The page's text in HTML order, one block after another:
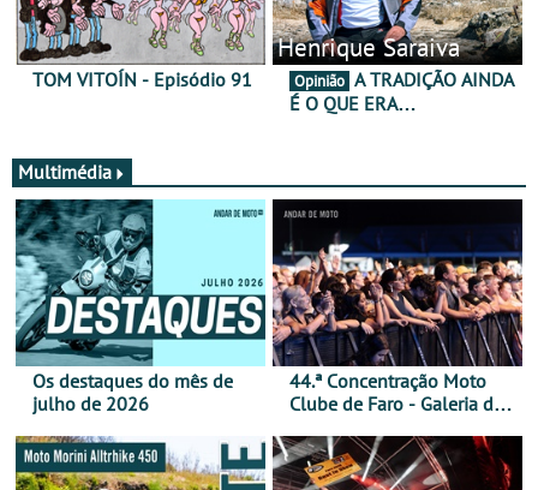
TOM VITOÍN - Episódio 91
Henrique Saraiva
Opinião
É O QUE ERA…
Multimédia
Os destaques do mês de
julho de 2026
44.ª Concentração Moto
Clube de Faro - Galeria de